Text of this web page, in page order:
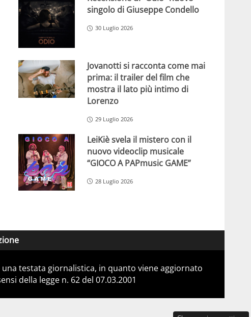
singolo di Giuseppe Condello
30 Luglio 2026
Jovanotti si racconta come mai
prima: il trailer del film che
mostra il lato più intimo di
Lorenzo
29 Luglio 2026
LeiKiè svela il mistero con il
nuovo videoclip musicale
“GIOCO A PAPmusic GAME”
28 Luglio 2026
testata giornalistica, in quanto viene aggiornato
della legge n. 62 del 07.03.2001